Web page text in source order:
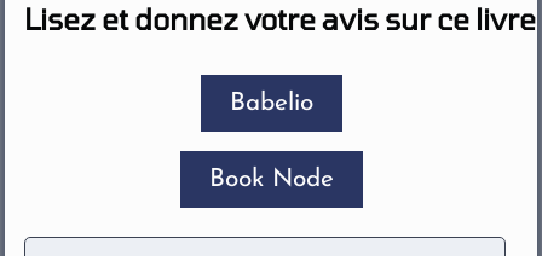
Lisez et donnez votre avis sur ce livre
Babelio
Book Node